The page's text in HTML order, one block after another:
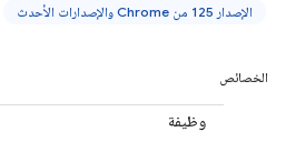
الإصدار 125 من Chrome والإصدارات الأحدث
الخصائص
وظيفة